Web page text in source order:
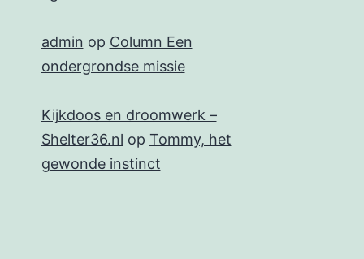
admin op Column Een
ondergrondse missie
Kijkdoos en droomwerk –
Shelter36.nl op Tommy, het
gewonde instinct